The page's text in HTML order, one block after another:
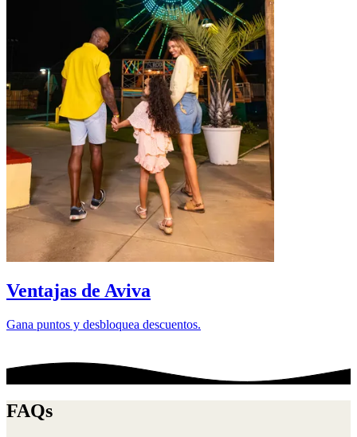
Ventajas de Aviva
Gana puntos y desbloquea descuentos.
FAQs